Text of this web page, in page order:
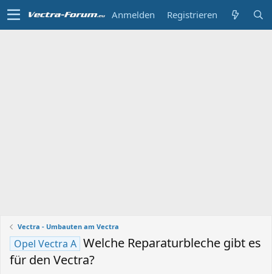
Anmelden Registrieren
Vectra - Umbauten am Vectra
Opel Vectra A Welche Reparaturbleche gibt es
für den Vectra?